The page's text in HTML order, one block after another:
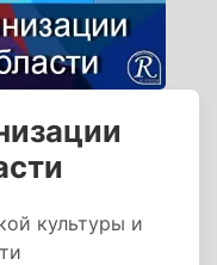
культуры и